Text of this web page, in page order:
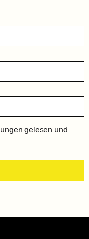
gelesen und